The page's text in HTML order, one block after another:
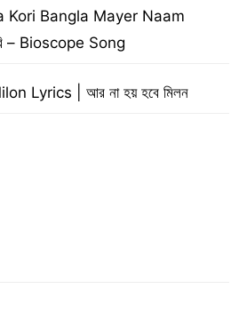
Kori Bangla Mayer Naam
– Bioscope Song
Lyrics | আর না হয় হবে মিলন